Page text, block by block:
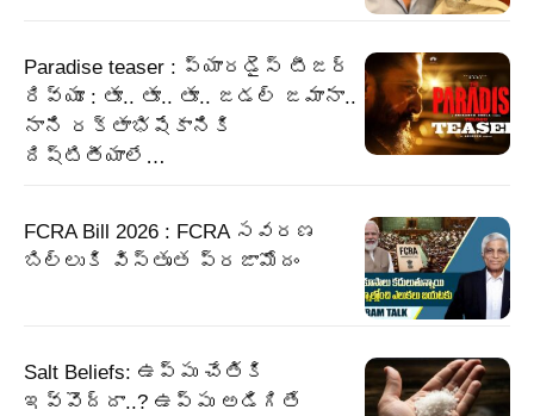
Paradise teaser : ప్యారడైస్ టీజర్
రివ్యూ : తూ.. తూ.. తూ.. జడల్ జమానా..
నాని రక్తాభిషేకానికి
దిష్టితీయాలే…
FCRA Bill 2026 : FCRA సవరణ
బిల్లుకి విస్తృత ప్రజామోదం
Salt Beliefs: ఉప్పు చేతికి
ఇవ్వొద్దా..? ఉప్పు అడిగితే